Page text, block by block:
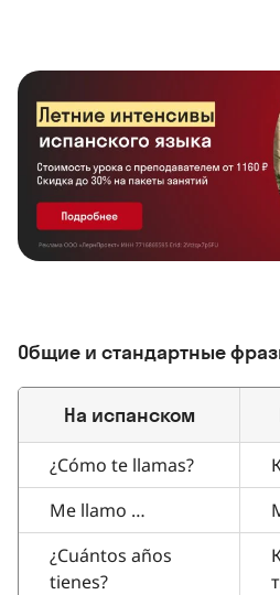
Общие и стандартные
На испанском
¿Cómo te llamas?
Me llamo …
¿Cuántos años
tienes?